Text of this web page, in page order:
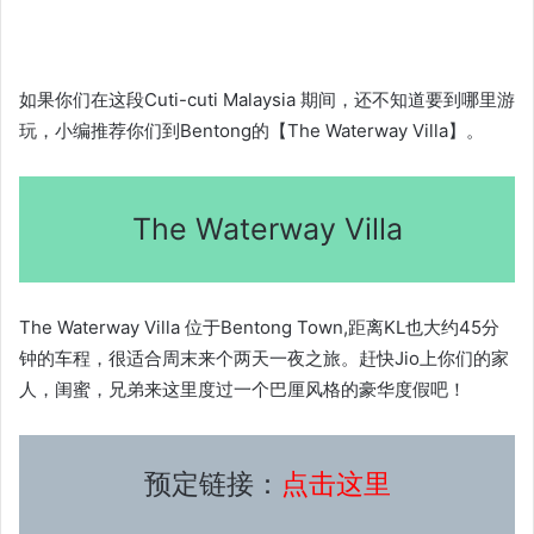
如果你们在这段Cuti-cuti Malaysia 期间，还不知道要到哪里游
玩，小编推荐你们到Bentong的【The Waterway Villa】。
The Waterway Villa
The Waterway Villa 位于Bentong Town,距离KL也大约45分
钟的车程，很适合周末来个两天一夜之旅。赶快Jio上你们的家
人，闺蜜，兄弟来这里度过一个巴厘风格的豪华度假吧！
预定链接： 点击这里